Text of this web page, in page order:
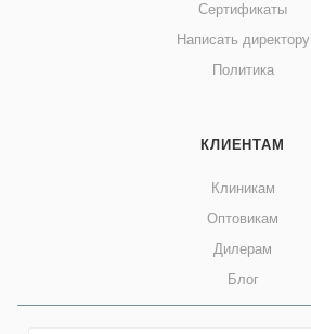
Сертификаты
Написать директору
Политика
КЛИЕНТАМ
Клиникам
Оптовикам
Дилерам
Блог